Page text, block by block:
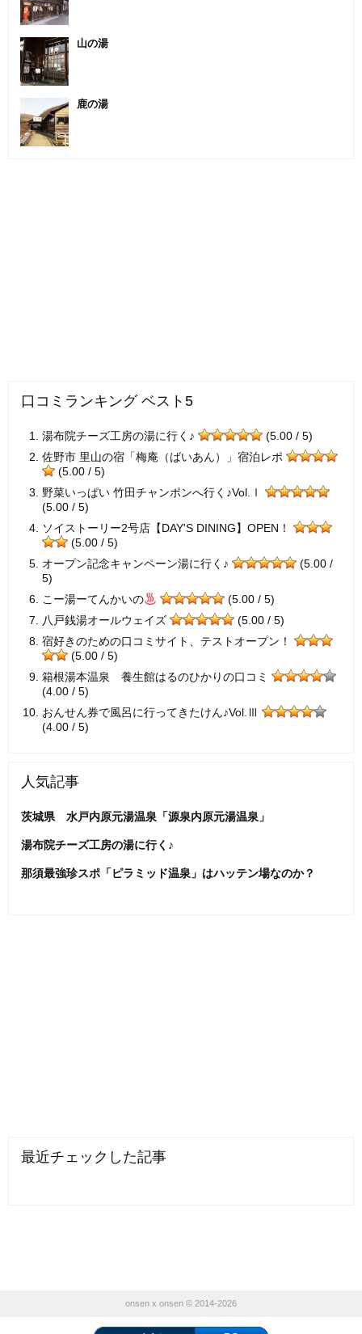
山の湯
鹿の湯
口コミランキング ベスト5
湯布院チーズ工房の湯に行く♪
(5.00 / 5)
佐野市 里山の宿「梅庵（ばいあん）」宿泊レポ
(5.00 / 5)
野菜いっぱい 竹田チャンポンへ行く♪Vol.Ⅰ
(5.00 / 5)
ソイストーリー2号店【DAY'S DINING】OPEN！
(5.00 / 5)
オープン記念キャンペーン湯に行く♪
(5.00 /
5)
こー湯ーてんかいの
(5.00 / 5)
八戸銭湯オールウェイズ
(5.00 / 5)
宿好きのための口コミサイト、テストオープン！
(5.00 / 5)
箱根湯本温泉 養生館はるのひかりの口コミ
(4.00 / 5)
おんせん券で風呂に行ってきたけん♪Vol.Ⅲ
(4.00 / 5)
人気記事
茨城県 水戸内原元湯温泉「源泉内原元湯温泉」
湯布院チーズ工房の湯に行く♪
那須最強珍スポ「ピラミッド温泉」はハッテン場なのか？
最近チェックした記事
onsen x onsen © 2014-2026